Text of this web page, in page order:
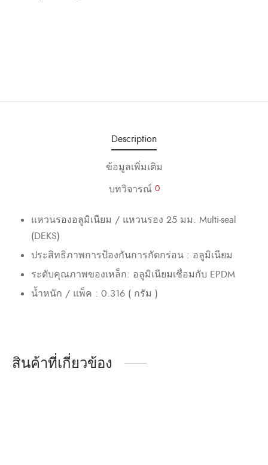
Description
ข้อมูลเพิ่มเติม
บทวิจารณ์ 0
แหวนรองอลูมิเนียม / แหวนรอง 25 มม. Multi-seal
(DEKS)
ประสิทธิภาพการป้องกันการกัดกร่อน : อลูมิเนียม
ระดับคุณภาพของเหล็ก: อลูมิเนียมเชื่อมกับ EPDM
น้ำหนัก / แพ็ค : 0.316 ( กรัม )
สินค้าที่เกี่ยวข้อง